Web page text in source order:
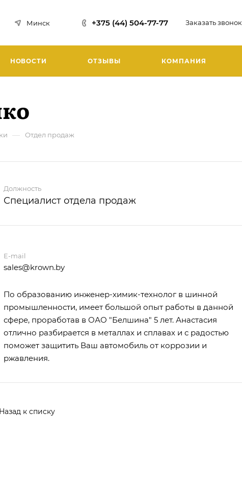
Минск +375 (44) 504-77-77 Заказать звонок
НОВОСТИ ОТЗЫВЫ КОМПАНИЯ
— Отдел продаж
Должность
Специалист отдела продаж
E-mail
sales@krown.by
По образованию инженер-химик-технолог в шинной
промышленности, имеет большой опыт работы в данной
сфере, проработав в ОАО "Белшина" 5 лет. Анастасия
отлично разбирается в металлах и сплавах и с радостью
поможет защитить Ваш автомобиль от коррозии и
ржавления.
Назад к списку